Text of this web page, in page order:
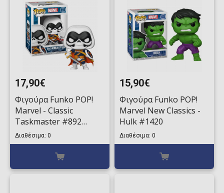
17,90€
Φιγούρα Funko POP!
Marvel - Classic
Taskmaster #892
(Exclusive)
Διαθέσιμα: 0
15,90€
Φιγούρα Funko POP!
Marvel New Classics -
Hulk #1420
Διαθέσιμα: 0